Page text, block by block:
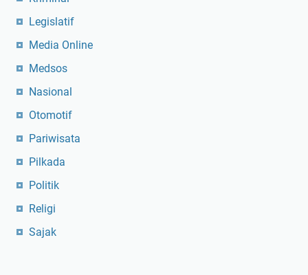
Legislatif
Media Online
Medsos
Nasional
Otomotif
Pariwisata
Pilkada
Politik
Religi
Sajak